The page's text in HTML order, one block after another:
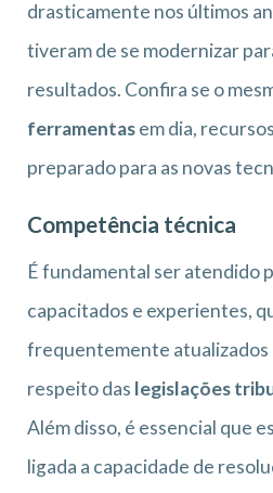
drasticamente nos últimos
tiveram de se modernizar
resultados. Confira se o
ferramentasem dia,
preparado para as novas
Competência técnica
É fundamental ser atendido
capacitados e experientes,
frequentemente atualizados
respeito das legislações
Além disso, é essencial que
ligada a capacidade de